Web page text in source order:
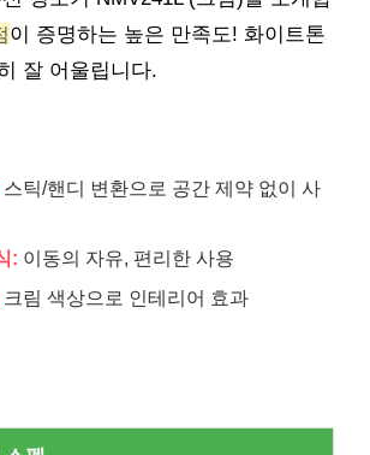
이 증명하는 높은 만족도! 화이트톤
잘 어울립니다.
스틱/핸디 변환으로 공간 제약 없이 사
: 이동의 자유, 편리한 사용
크림 색상으로 인테리어 효과